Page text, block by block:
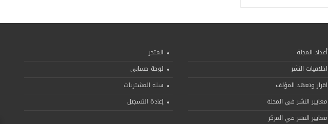
أعداد المجلة
اخلاقيات النشر
اقرار وتعهد المؤلف
معايير النشر في المجلة
معايير النشر في المركز
المتجر
لوحة حسابي
سلة المشتريات
إعادة التسجيل